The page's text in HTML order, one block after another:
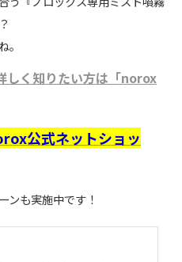
。
しく知りたい方は「norox
公式ネットショッ
ンも実施中です！